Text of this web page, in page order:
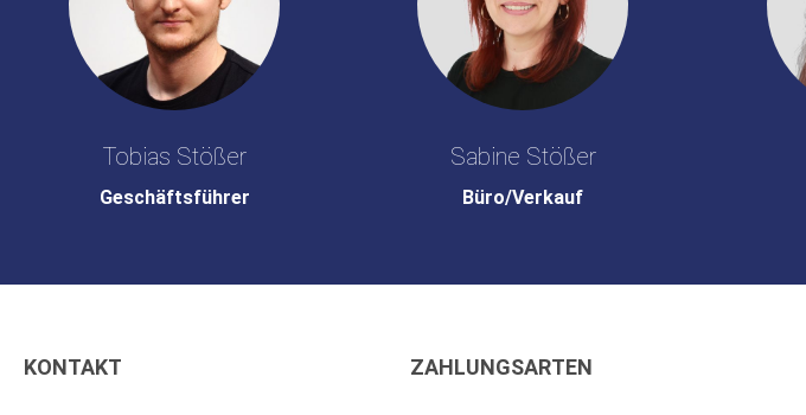
Tobias Stößer
Geschäftsführer
Sabine Stößer
Büro/Verkauf
KONTAKT ZAHLUNGSARTEN